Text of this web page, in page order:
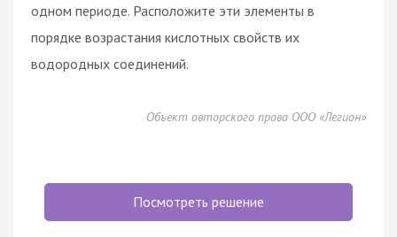
одном периоде. Расположите эти элементы в
порядке возрастания кислотных свойств их
водородных соединений.
Объект авторского права ООО «Легион»
Посмотреть решение